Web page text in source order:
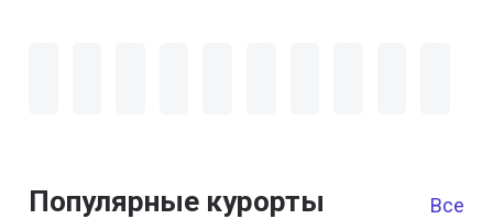
Популярные курорты Все